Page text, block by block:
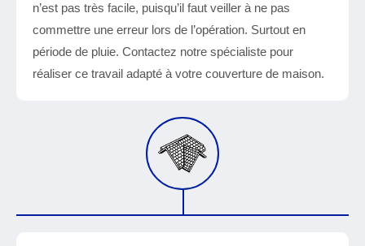
n’est pas très facile, puisqu’il faut veiller à ne pas
commettre une erreur lors de l’opération. Surtout en
période de pluie. Contactez notre spécialiste pour
réaliser ce travail adapté à votre couverture de maison.